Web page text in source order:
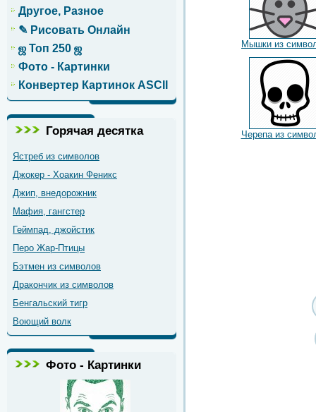
Другое, Разное
✎ Рисовать Онлайн
ஜ Топ 250 ஜ
Фото - Картинки
Конвертер Картинок ASCII
Горячая десятка
Ястреб из символов
Джокер - Хоакин Феникс
Джип, внедорожник
Мафия, гангстер
Геймпад, джойстик
Перо Жар-Птицы
Бэтмен из символов
Дракончик из символов
Бенгальский тигр
Воющий волк
Фото - Картинки
Мышки из
Черепа из